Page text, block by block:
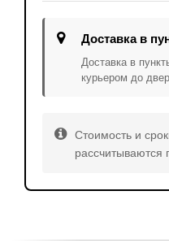
Доставка в
Доставка в
курьером до
Стоимость и